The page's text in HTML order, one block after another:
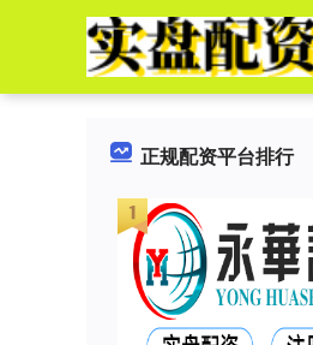
正规配资平台排行